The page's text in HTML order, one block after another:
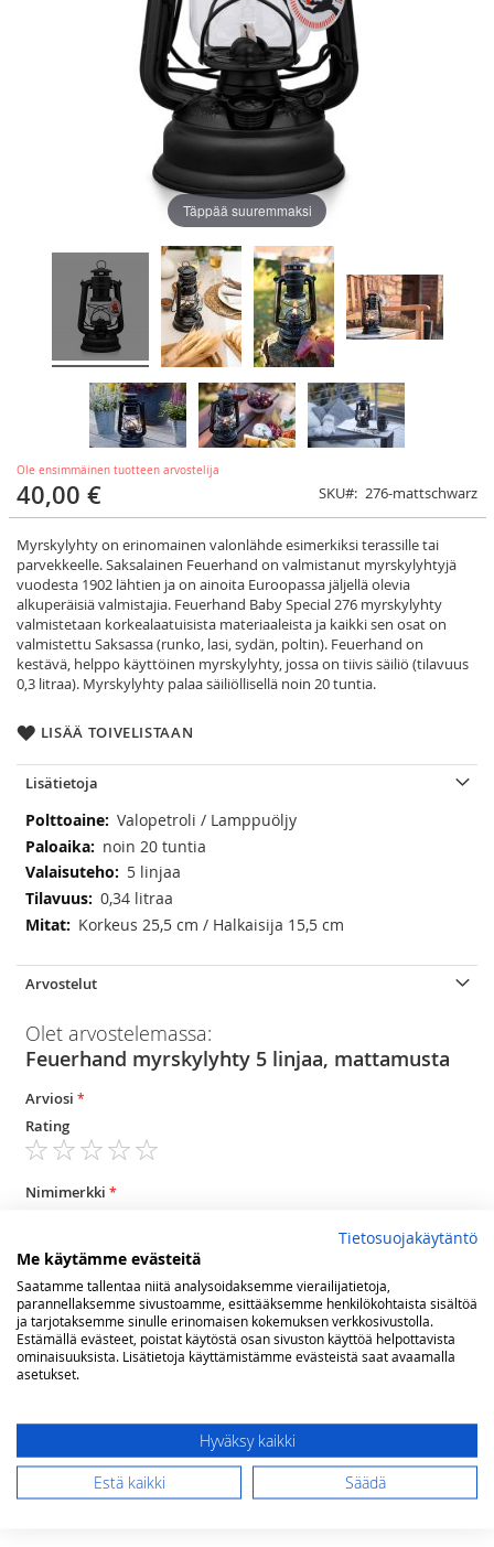
Ole ensimmäinen tuotteen arvostelija
40,00 € SKU 276-mattschwarz
Myrskylyhty on erinomainen valonlähde esimerkiksi terassille tai
parvekkeelle. Saksalainen Feuerhand on valmistanut myrskylyhtyjä
vuodesta 1902 lähtien ja on ainoita Euroopassa jäljellä olevia
alkuperäisiä valmistajia. Feuerhand Baby Special 276 myrskylyhty
valmistetaan korkealaatuisista materiaaleista ja kaikki sen osat on
valmistettu Saksassa (runko, lasi, sydän, poltin). Feuerhand on
kestävä, helppo käyttöinen myrskylyhty, jossa on tiivis säiliö (tilavuus
0,3 litraa). Myrskylyhty palaa säiliöllisellä noin 20 tuntia.
LISÄÄ TOIVELISTAAN
Täppää suuremmaksi
Lisätietoja
Lisätietoja
Valopetroli / Lamppuöljy
noin 20 tuntia
5 linjaa
0,34 litraa
Korkeus 25,5 cm / Halkaisija 15,5 cm
Arvostelut
Olet arvostelemassa:
Feuerhand myrskylyhty 5 linjaa, mattamusta
Arviosi
Rating
star
stars
stars
stars
stars
Nimimerkki
Yhteenveto
Arvostelu
Tietosuojakäytäntö
Me käytämme evästeitä
Saatamme tallentaa niitä analysoidaksemme vierailijatietoja,
parannellaksemme sivustoamme, esittääksemme henkilökohtaista sisältöä
ja tarjotaksemme sinulle erinomaisen kokemuksen verkkosivustolla.
Estämällä evästeet, poistat käytöstä osan sivuston käyttöä helpottavista
ominaisuuksista. Lisätietoja käyttämistämme evästeistä saat avaamalla
asetukset.
Hyväksy kaikki
Estä kaikki Säädä